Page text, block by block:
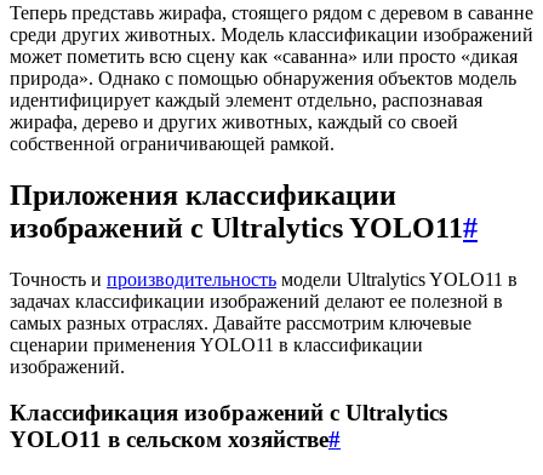
Теперь представь жирафа, стоящего рядом с деревом в саванне
среди других животных. Модель классификации изображений
может пометить всю сцену как «саванна» или просто «дикая
природа». Однако с помощью обнаружения объектов модель
идентифицирует каждый элемент отдельно, распознавая
жирафа, дерево и других животных, каждый со своей
собственной ограничивающей рамкой.
Приложения классификации
изображений с Ultralytics YOLO11#
Точность и производительность модели Ultralytics YOLO11 в
задачах классификации изображений делают ее полезной в
самых разных отраслях. Давайте рассмотрим ключевые
сценарии применения YOLO11 в классификации
изображений.
Классификация изображений с Ultralytics
YOLO11 в сельском хозяйстве#